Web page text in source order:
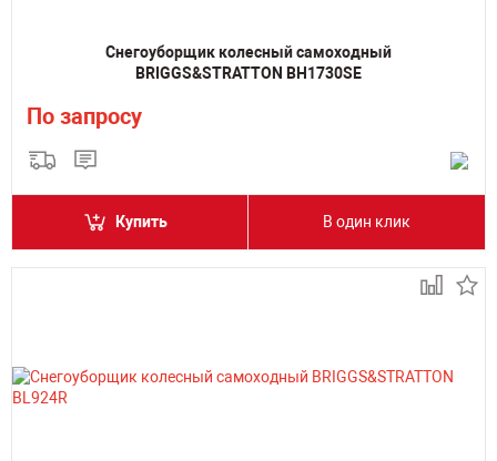
Снегоуборщик колесный самоходный
BRIGGS&STRATTON BH1730SE
По запросу
Купить В один клик